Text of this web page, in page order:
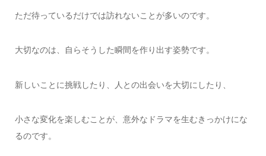
ただ待っているだけでは訪れないことが多いのです。
大切なのは、自らそうした瞬間を作り出す姿勢です。
新しいことに挑戦したり、人との出会いを大切にしたり、
小さな変化を楽しむことが、意外なドラマを生むきっかけにな
るのです。